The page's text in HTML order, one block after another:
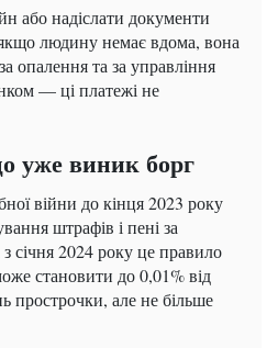
або надіслати документи
людину немає вдома, вона
опалення та за управління
— ці платежі не
уже виник борг
війни до кінця 2023 року
штрафів і пені за
січня 2024 року це правило
становити до 0,01% від
прострочки, але не більше